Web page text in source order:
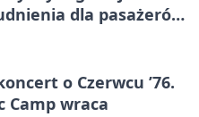
dla pasażerów
o Czerwcu ’76.
Camp wraca